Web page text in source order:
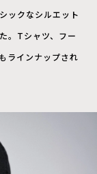
ックなシルエット
。Tシャツ、フー
ラインナップされ